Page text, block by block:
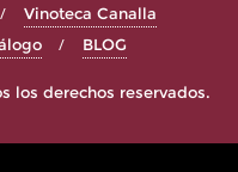
Vinoteca Canalla
BLOG
los derechos reservados.